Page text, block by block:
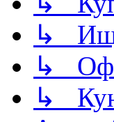
↳ Ищу
↳
↳